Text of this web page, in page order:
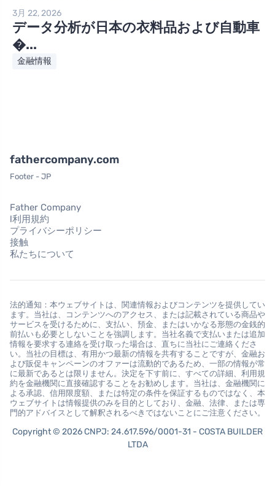
3月 22, 2026
データ分析が日本の衣料品および自動車
�...
金融情報
fathercompany.com
Footer - JP
Father Company
l利用規約
プライバシーポリシー
接触
私たちについて
法的通知：本ウェブサイトは、関連情報およびコンテンツを提供してい
ます。当社は、コンテンツへのアクセス、または記載されている商品や
サービスを受けるために、支払い、預金、またはいかなる形態の金銭的
前払いも必要としないことを強調します。当社名義で支払いまたは追加
情報を要求する連絡を受け取った場合は、直ちに当社にご連絡くださ
い。当社の目標は、有用かつ最新の情報を共有することですが、金融お
よび販促キャンペーンのオファーは流動的であるため、一部の情報が常
に最新であるとは限りません。決定を下す前に、すべての詳細、利用規
約を金融機関に直接確認することをお勧めします。当社は、金融機関に
よる承認、信用限度額、または特定の条件を保証するものではなく、本
ウェブサイトは情報提供のみを目的としており、金融、法律、または専
門的アドバイスとして解釈されるべきではないことにご注意ください。
Copyright © 2026 CNPJ: 24.617.596/0001-31 - COSTA BUILDER
LTDA